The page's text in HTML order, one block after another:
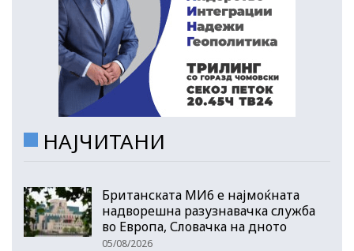
НАЈЧИТАНИ
Британската МИ6 е најмоќната
надворешна разузнавачка служба
во Европа, Словачка на дното
05/08/2026